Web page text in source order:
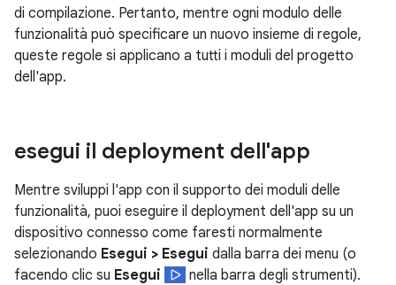
di compilazione. Pertanto, mentre ogni modulo delle
funzionalità può specificare un nuovo insieme di regole,
queste regole si applicano a tutti i moduli del progetto
dell'app.
esegui il deployment dell'app
Mentre sviluppi l'app con il supporto dei moduli delle
funzionalità, puoi eseguire il deployment dell'app su un
dispositivo connesso come faresti normalmente
selezionando Esegui > Esegui dalla barra dei menu (o
facendo clic su Esegui
nella barra degli strumenti).